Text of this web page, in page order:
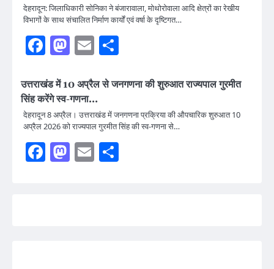
देहरादून: जिलाधिकारी सोनिका ने बंजारावाला, मोथोरोवाला आदि क्षेत्रों का रेखीय
विभागों के साथ संचालित निर्माण कार्यों एवं वर्षा के दृष्टिगत…
Facebook
Mastodon
Email
उत्तराखंड में 10 अप्रैल से जनगणना की शुरुआत राज्यपाल गुरमीत
सिंह करेंगे स्व-गणना…
देहरादून 8 अप्रैल। उत्तराखंड में जनगणना प्रक्रिया की औपचारिक शुरुआत 10
अप्रैल 2026 को राज्यपाल गुरमीत सिंह की स्व-गणना से…
Facebook
Mastodon
Email